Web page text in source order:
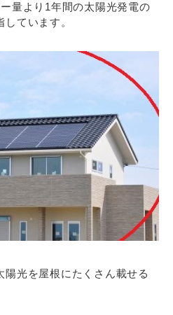
量より1年間の太陽光発電の
ています。
陽光を屋根にたくさん載せる